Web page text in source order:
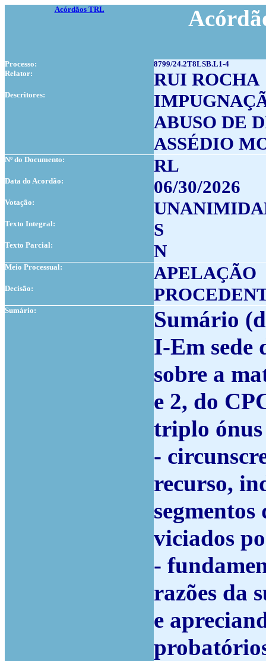
Acórdãos TRL
Processo:
8799/24.2T8LSB.L1-4
Relator:
RUI ROCHA
Descritores:
ABUSO DE
ASSÉDIO
Nº do Documento: RL
Data do Acordão: 06/30/2026
Votação:
Texto Integral: S
Texto Parcial: N
Meio Processual: APELAÇÃO
Decisão:
Sumário:
Sumário
I-Em sede
sobre a
e 2, do
triplo
-
recurso,
viciados
-
razões da
e